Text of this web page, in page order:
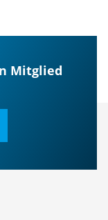
Mitglied